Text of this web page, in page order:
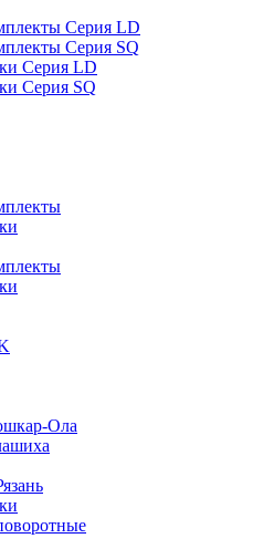
Серия LD
Серия SQ
Серия LD
Серия SQ
Ола